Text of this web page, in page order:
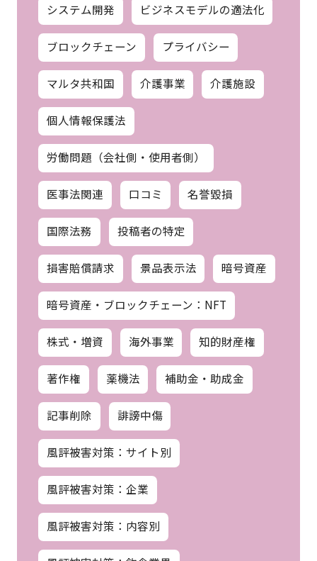
システム開発 ビジネスモデルの適法化
ブロックチェーン プライバシー
マルタ共和国 介護事業 介護施設
個人情報保護法
労働問題（会社側・使用者側）
医事法関連 口コミ 名誉毀損
国際法務 投稿者の特定
損害賠償請求 景品表示法 暗号資産
暗号資産・ブロックチェーン：NFT
株式・増資 海外事業 知的財産権
著作権 薬機法 補助金・助成金
記事削除 誹謗中傷
風評被害対策：サイト別
風評被害対策：企業
風評被害対策：内容別